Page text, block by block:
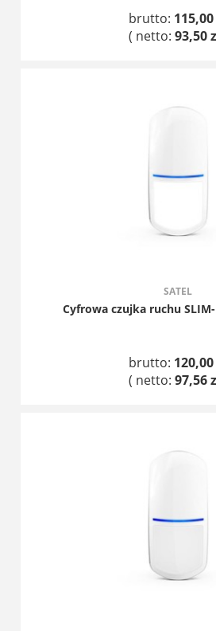
brutto: 115,00
( netto: 93,50
SATEL
Cyfrowa czujka ruchu SLIM-
brutto: 120,00
( netto: 97,56